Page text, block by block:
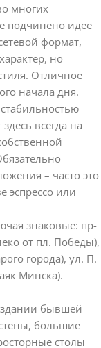
многих
подчинено идее
формат,
но
Отличное
начала дня.
всегда на
– часто это
эспрессо или
знаковые: пр-
от пл. Победы),
города), ул. П.
Минска).
бывшей
большие
столы